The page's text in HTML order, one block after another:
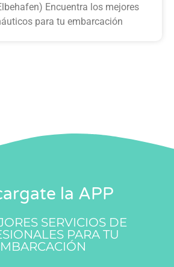
Encuentra los mejores
para tu embarcación
la APP
SERVICIOS DE
PARA TU